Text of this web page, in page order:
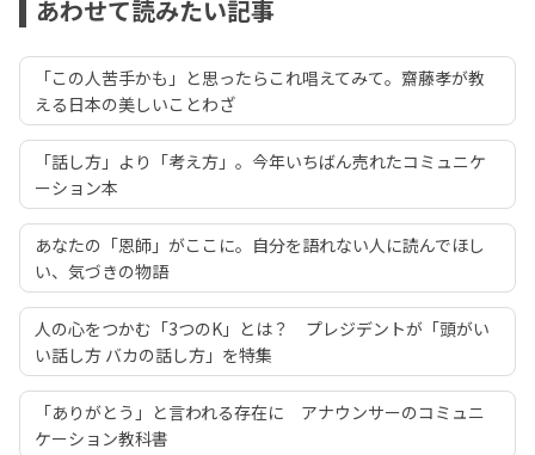
あわせて読みたい記事
「この人苦手かも」と思ったらこれ唱えてみて。齋藤孝が教
える日本の美しいことわざ
「話し方」より「考え方」。今年いちばん売れたコミュニケ
ーション本
あなたの「恩師」がここに。自分を語れない人に読んでほし
い、気づきの物語
人の心をつかむ「3つのK」とは？ プレジデントが「頭がい
い話し方 バカの話し方」を特集
「ありがとう」と言われる存在に アナウンサーのコミュニ
ケーション教科書